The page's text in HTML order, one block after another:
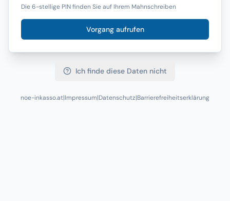
Die 6-stellige PIN finden Sie auf Ihrem Mahnschreiben
Vorgang aufrufen
Ich finde diese Daten nicht
noe-inkasso.at|Impressum|Datenschutz|Barrierefreiheitserklärung